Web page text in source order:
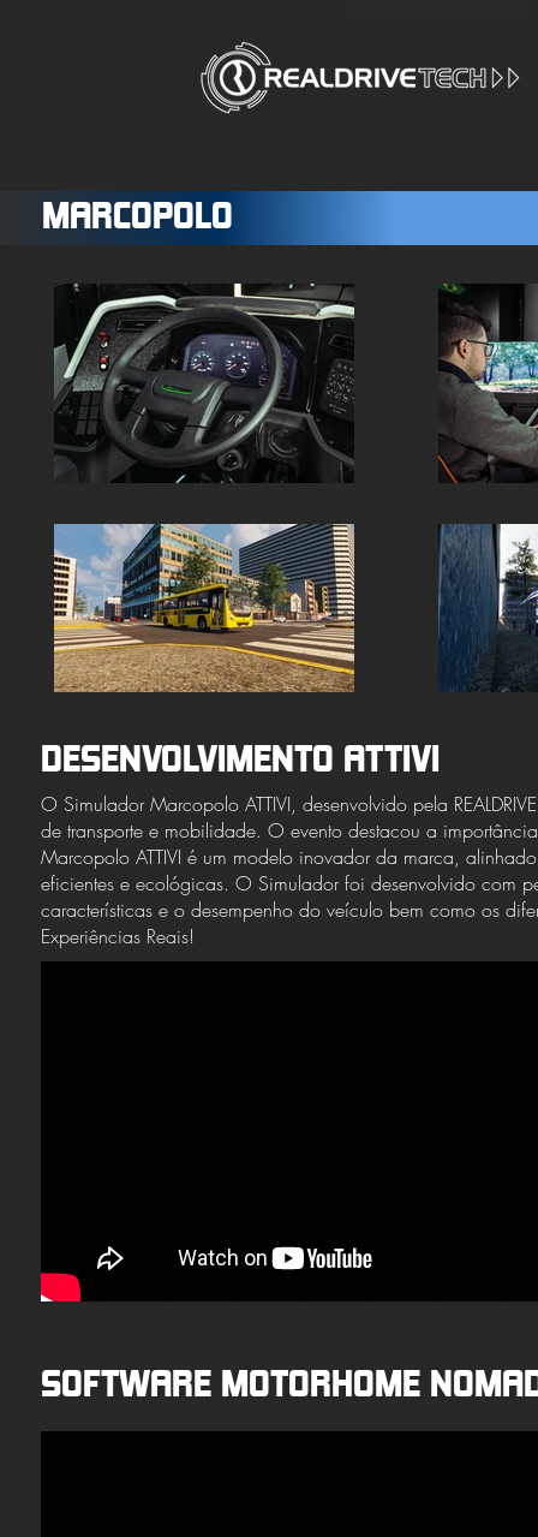
MARCOPOLO
DESENVOLVIMENTO ATTIVI
O Simulador Marcopolo ATTIVI, desenvolvido pela
de transporte e mobilidade. O evento destacou a
Marcopolo ATTIVI é um modelo inovador da marca,
eficientes e ecológicas. O Simulador foi desenvolvido com
características e o desempenho do veículo bem como os
Experiências Reais!
SOFTWARE MOTORHOME